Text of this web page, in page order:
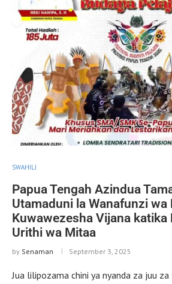
SWAHILI
Papua Tengah Azindua
Utamaduni la Wanafunzi wa
Kuwawezesha Vijana katika
Urithi wa Mitaa
by Senaman September 3, 2025
Jua lilipozama chini ya nyanda za juu za